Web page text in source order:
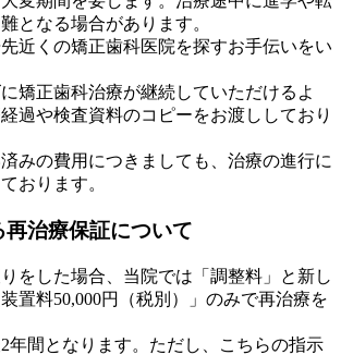
となる場合があります。
近くの矯正歯科医院を探すお手伝いをい
矯正歯科治療が継続していただけるよ
過や検査資料のコピーをお渡ししており
みの費用につきましても、治療の進行に
おります。
治療保証について
をした場合、当院では「調整料」と新し
置料50,000円（税別）」のみで再治療を
年間となります。ただし、こちらの指示